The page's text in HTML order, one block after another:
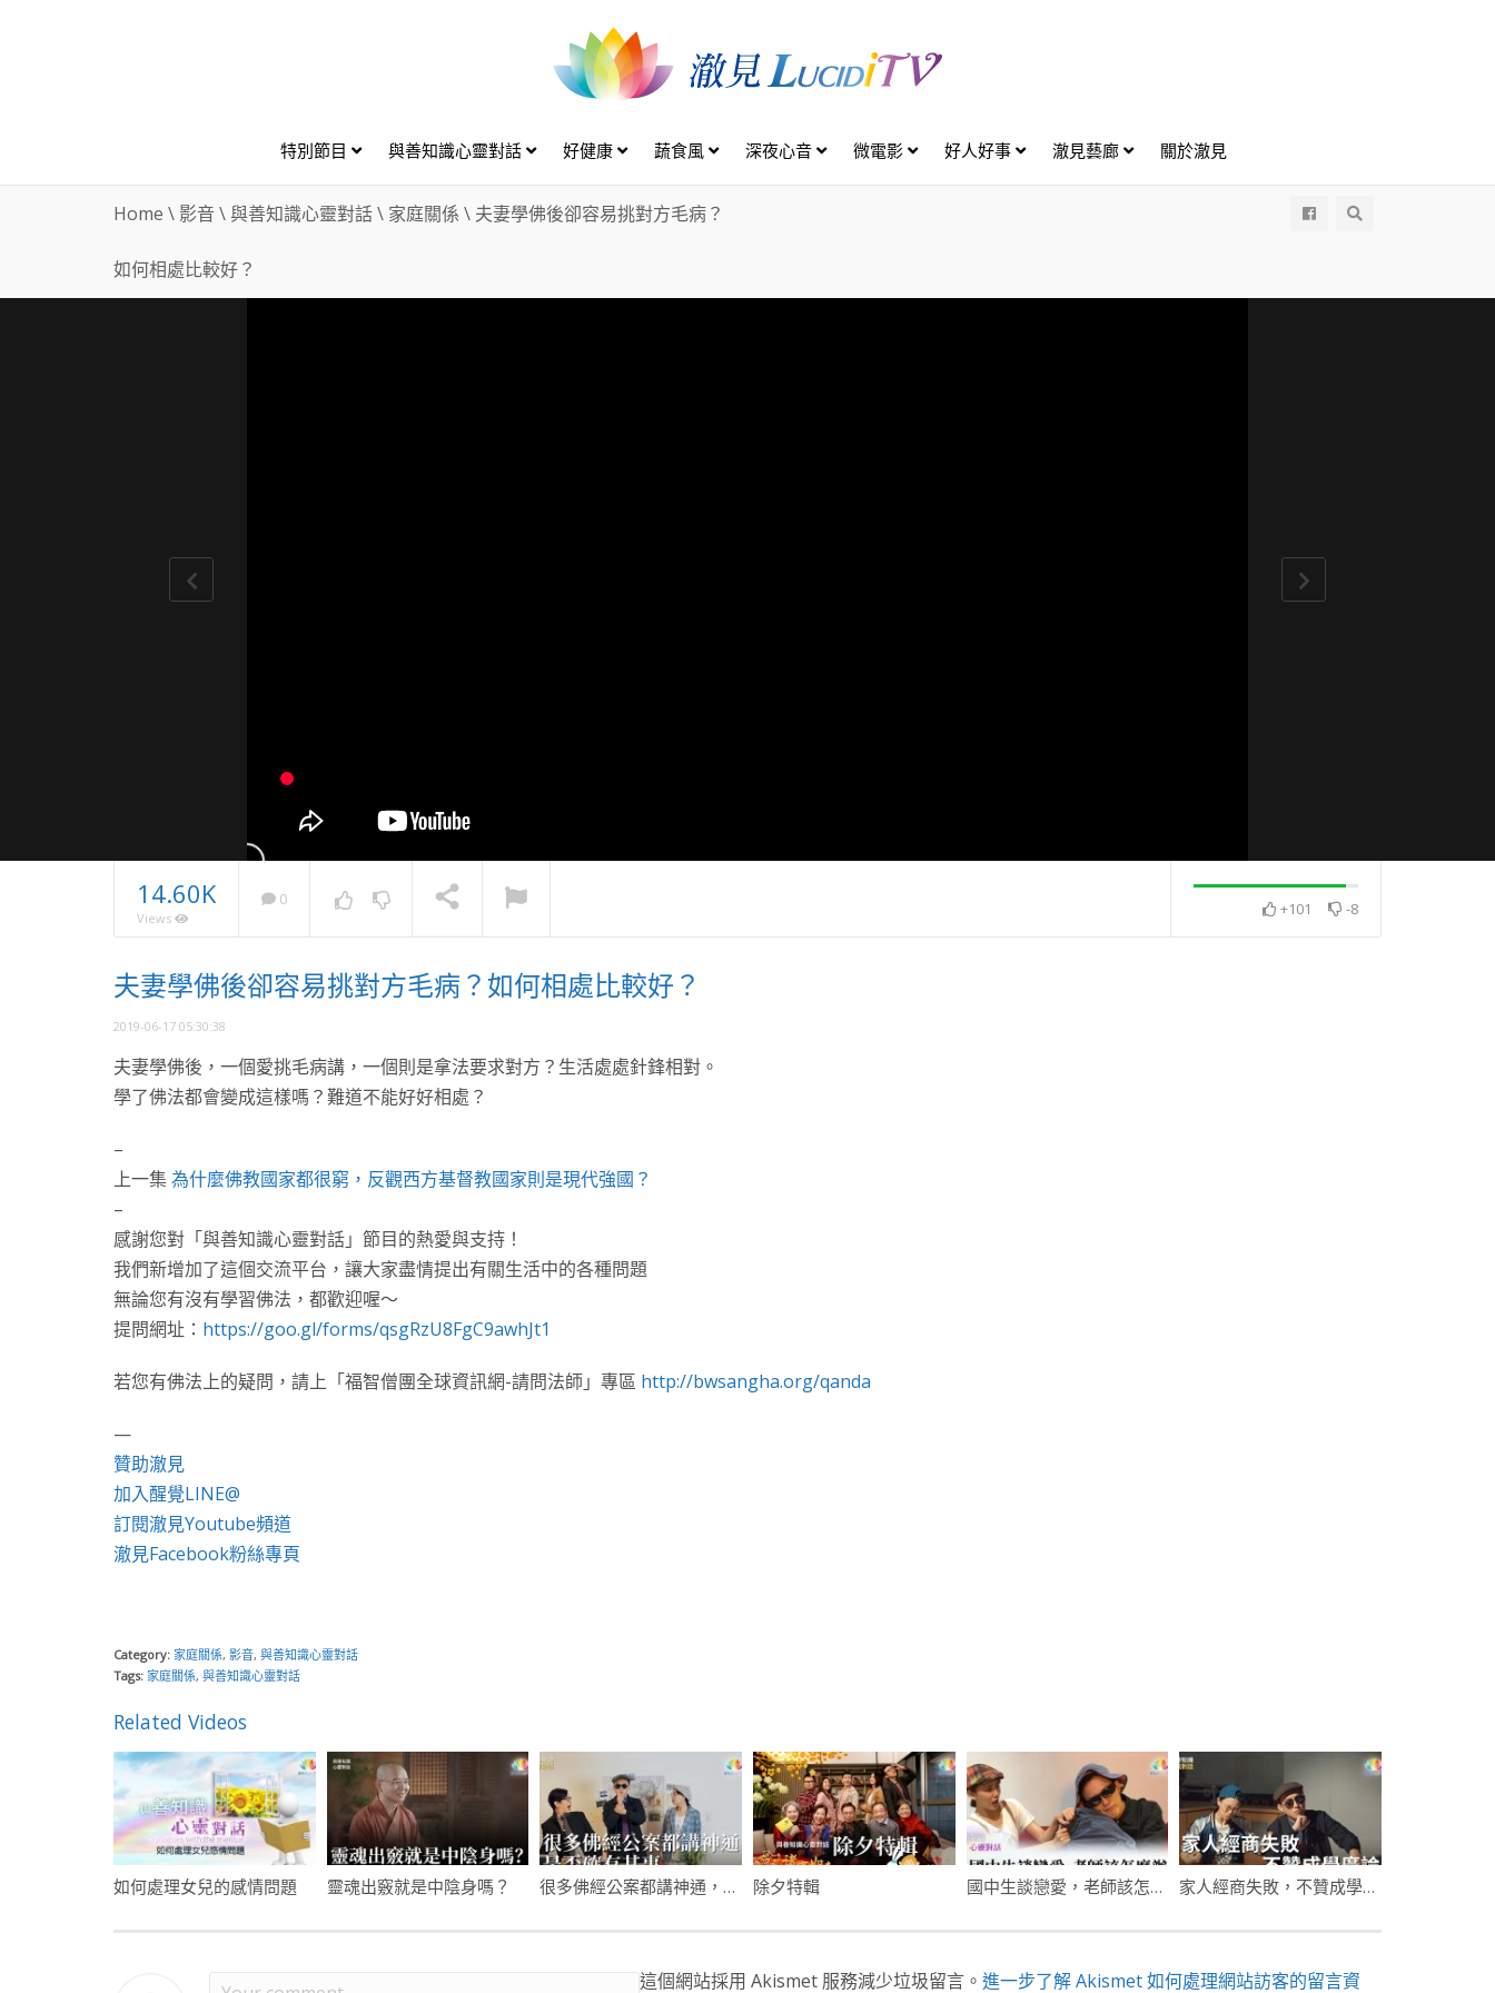
特別節目 與善知識心靈對話 好健康 蔬食風 深夜心音 微電影 好人好事 澈見藝廊 關於澈見
Home \ 影音 \與善知識心靈對話\ 家庭關係 \ 夫妻學佛後卻容易挑對方毛病？
如何相處比較好？
NOW PLAYING
是讓他繼續受折磨嗎？
她？
14.60K
Views
0 +101 -8
夫妻學佛後卻容易挑對方毛病？如何相處比較好？
2019-06-17 05:30:38
夫妻學佛後，一個愛挑毛病講，一個則是拿法要求對方？生活處處針鋒相對。
學了佛法都會變成這樣嗎？難道不能好好相處？
–
上一集為什麼佛教國家都很窮，反觀西方基督教國家則是現代強國？
–
感謝您對「與善知識心靈對話」節目的熱愛與支持！
我們新增加了這個交流平台，讓大家盡情提出有關生活中的各種問題
無論您有沒有學習佛法，都歡迎喔～
提問網址： https://goo.gl/forms/qsgRzU8FgC9awhJt1
若您有佛法上的疑問，請上「福智僧團全球資訊網-請問法師」專區 http://bwsangha.org/qanda
—
贊助澈見
加入醒覺LINE@
訂閱澈見Youtube頻道
澈見Facebook粉絲專頁
Category: 家庭關係, 影音, 與善知識心靈對話
Tags: 家庭關係, 與善知識心靈對話
Related Videos
如何處理女兒的感情問題 靈魂出竅就是中陰身嗎？ 很多佛經公案都講神通，是否確有其事 除夕特輯 國中生談戀愛，老師該怎麼辦 家人經商失敗，不贊成學廣論
這個網站採用 Akismet 服務減少垃圾留言。 進一步了解 Akismet 如何處理網站訪客的留言資